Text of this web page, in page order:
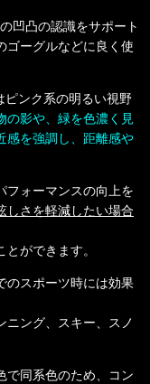
凹凸の認識をサポート
ゴーグルなどに良く使
ピンク系の明るい視野
の影や、緑を色濃く見
感を強調し、距離感や
フォーマンスの向上を
しさを軽減したい場合
ができます。
のスポーツ時には効果
ニング、スキー、スノ
で同系色のため、コン